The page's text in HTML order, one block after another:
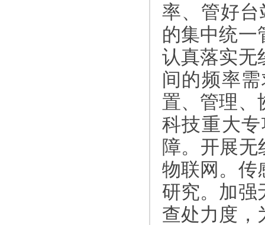
率、管好
的集中统一
认真落实无
间的频率
置、管理、
科技重大
障。开展
物联网。传
研究。加强
查处力度，